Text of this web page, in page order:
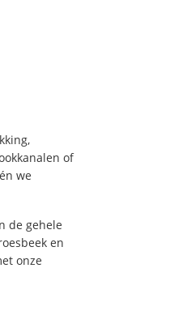
of
we
de gehele
en
onze